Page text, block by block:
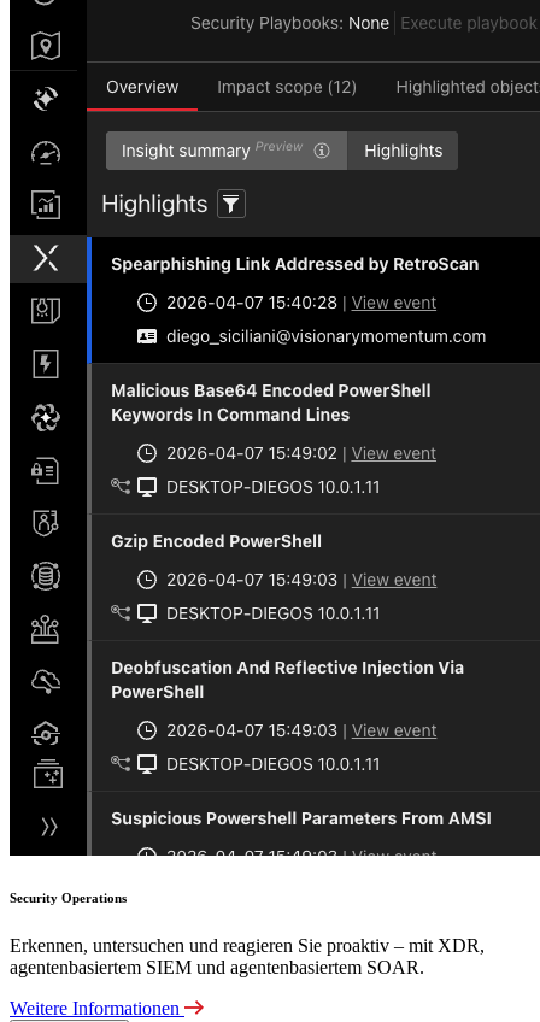
Security Operations
Erkennen, untersuchen und reagieren Sie proaktiv – mit XDR,
agentenbasiertem SIEM und agentenbasiertem SOAR.
Weitere Informationen